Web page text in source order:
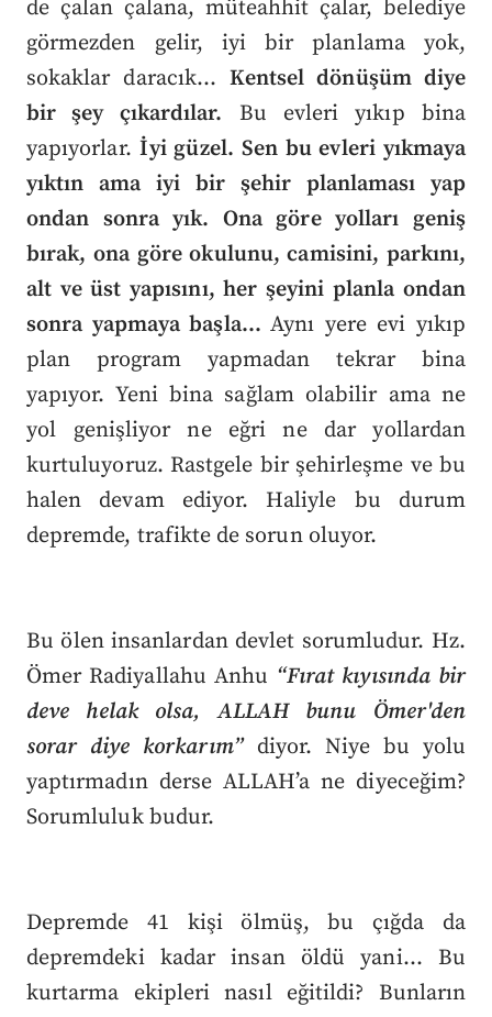
de çalan çalana, müteahhit çalar, belediye
görmezden gelir, iyi bir planlama yok,
sokaklar daracık… Kentsel dönüşüm diye
bir şey çıkardılar. Bu evleri yıkıp bina
yapıyorlar.İyi güzel. Sen bu evleri yıkmaya
yıktın ama iyi bir şehir planlaması yap
ondan sonra yık. Ona göre yolları geniş
bırak, ona göre okulunu, camisini, parkını,
alt ve üst yapısını, her şeyini planla ondan
sonra yapmaya başla…Aynı yere evi yıkıp
plan program yapmadan tekrar bina
yapıyor. Yeni bina sağlam olabilir ama ne
yol genişliyor ne eğri ne dar yollardan
kurtuluyoruz. Rastgele bir şehirleşme ve bu
halen devam ediyor. Haliyle bu durum
depremde, trafikte de sorun oluyor.
Bu ölen insanlardan devlet sorumludur. Hz.
Ömer Radiyallahu Anhu “Fırat kıyısında bir
deve helak olsa, ALLAH bunu Ömer'den
sorar diye korkarım”diyor. Niye bu yolu
yaptırmadın derse ALLAH’a ne diyeceğim?
Sorumluluk budur.
Depremde 41 kişi ölmüş, bu çığda da
depremdeki kadar insan öldü yani… Bu
kurtarma ekipleri nasıl eğitildi? Bunların